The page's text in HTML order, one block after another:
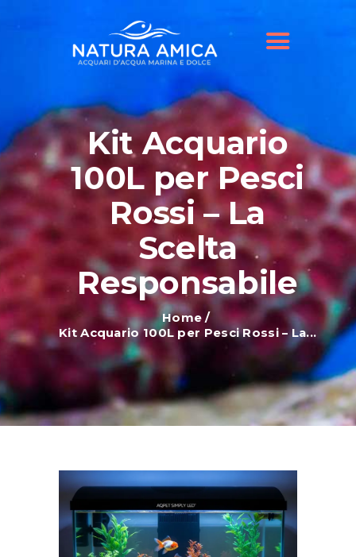
Kit Acquario
100L per Pesci
Rossi – La
Scelta
Responsabile
Home
Kit Acquario 100L per Pesci Rossi – La...
IL NOSTRO NEGOZIO
OFFERTE ACQUARI
SHOP ONLINE
BLOG